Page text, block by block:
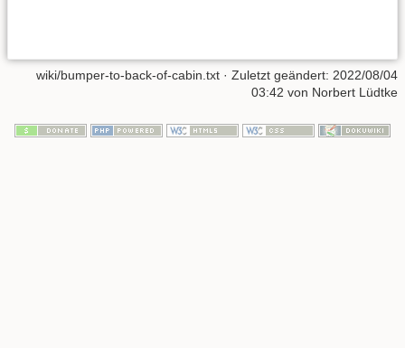
wiki/bumper-to-back-of-cabin.txt · Zuletzt geändert: 2022/08/04
03:42 von Norbert Lüdtke